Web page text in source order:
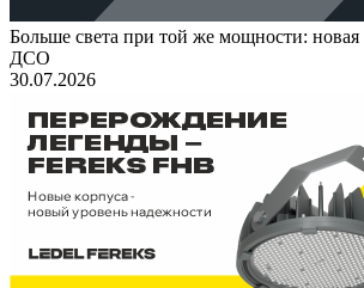
Больше света при той же мощности: новая
ДСО
30.07.2026